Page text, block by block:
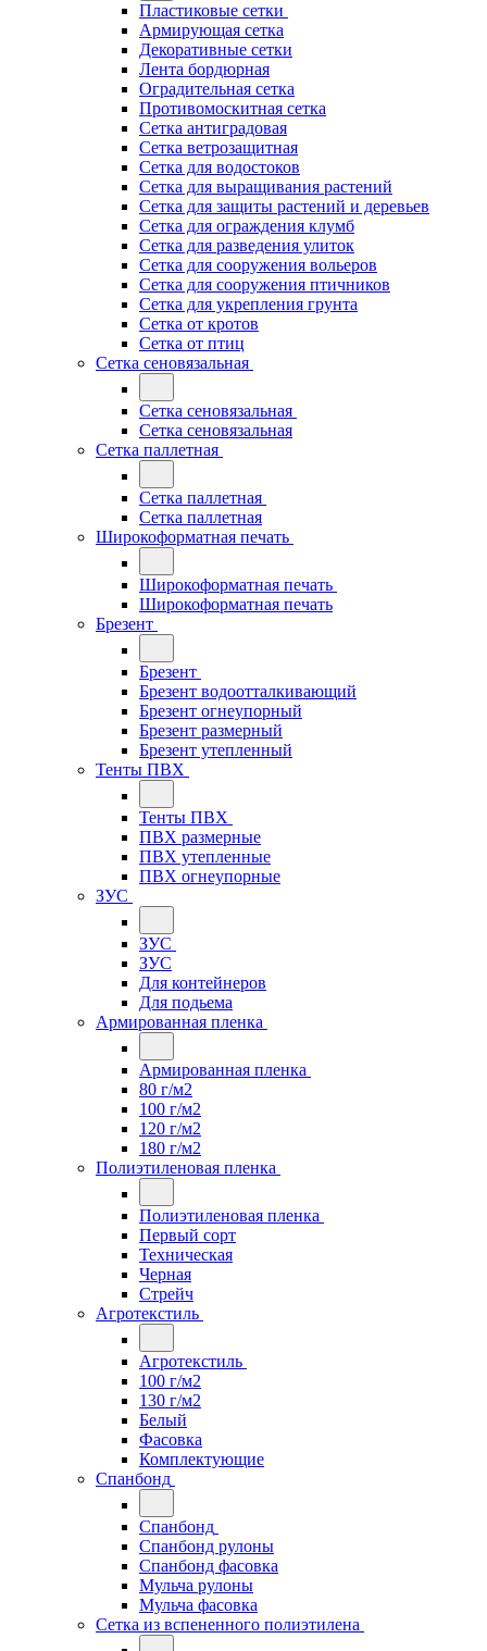
Пластиковые сетки
Армирующая сетка
Декоративные сетки
Лента бордюрная
Оградительная сетка
Противомоскитная сетка
Сетка антиградовая
Сетка ветрозащитная
Сетка для водостоков
Сетка для выращивания растений
Сетка для защиты растений и деревьев
Сетка для ограждения клумб
Сетка для разведения улиток
Сетка для сооружения вольеров
Сетка для сооружения птичников
Сетка для укрепления грунта
Сетка от кротов
Сетка от птиц
Сетка сеновязальная
Сетка сеновязальная
Сетка сеновязальная
Сетка паллетная
Сетка паллетная
Сетка паллетная
Широкоформатная печать
Широкоформатная печать
Широкоформатная печать
Брезент
Брезент
Брезент водоотталкивающий
Брезент огнеупорный
Брезент размерный
Брезент утепленный
Тенты ПВХ
Тенты ПВХ
ПВХ размерные
ПВХ утепленные
ПВХ огнеупорные
ЗУС
ЗУС
ЗУС
Для контейнеров
Для подьема
Армированная пленка
Армированная пленка
80 г/м2
100 г/м2
120 г/м2
180 г/м2
Полиэтиленовая пленка
Полиэтиленовая пленка
Первый сорт
Техническая
Черная
Стрейч
Агротекстиль
Агротекстиль
100 г/м2
130 г/м2
Белый
Фасовка
Комплектующие
Спанбонд
Спанбонд
Спанбонд рулоны
Спанбонд фасовка
Мульча рулоны
Мульча фасовка
Сетка из вспененного полиэтилена